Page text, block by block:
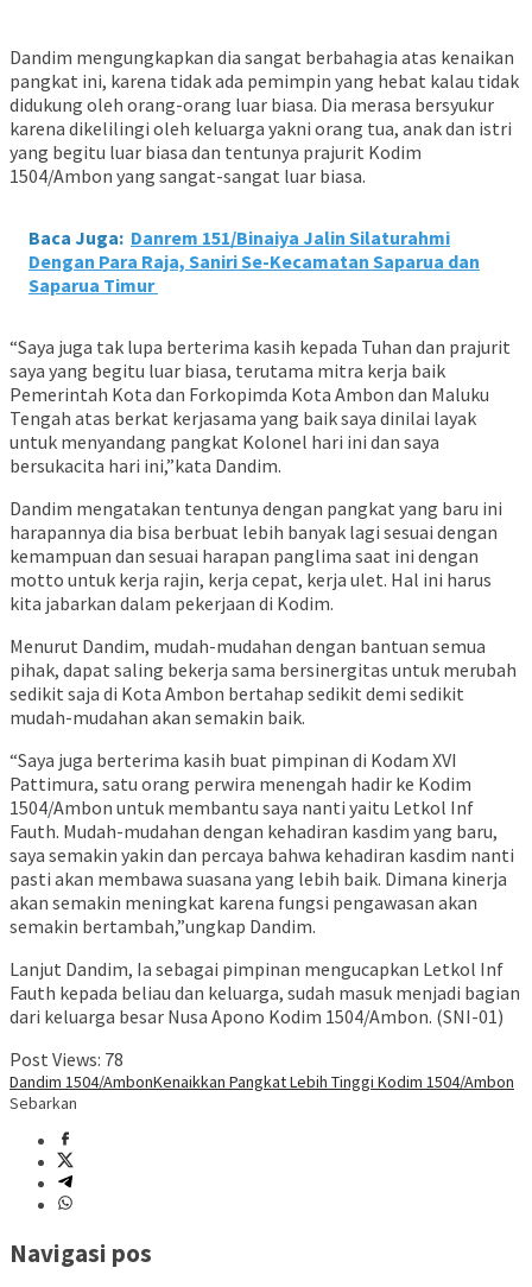
Dandim mengungkapkan dia sangat berbahagia atas kenaikan
pangkat ini, karena tidak ada pemimpin yang hebat kalau tidak
didukung oleh orang-orang luar biasa. Dia merasa bersyukur
karena dikelilingi oleh keluarga yakni orang tua, anak dan istri
yang begitu luar biasa dan tentunya prajurit Kodim
1504/Ambon yang sangat-sangat luar biasa.
Baca Juga: Danrem 151/Binaiya Jalin Silaturahmi
Dengan Para Raja, Saniri Se-Kecamatan Saparua dan
Saparua Timur
“Saya juga tak lupa berterima kasih kepada Tuhan dan prajurit
saya yang begitu luar biasa, terutama mitra kerja baik
Pemerintah Kota dan Forkopimda Kota Ambon dan Maluku
Tengah atas berkat kerjasama yang baik saya dinilai layak
untuk menyandang pangkat Kolonel hari ini dan saya
bersukacita hari ini,”kata Dandim.
Dandim mengatakan tentunya dengan pangkat yang baru ini
harapannya dia bisa berbuat lebih banyak lagi sesuai dengan
kemampuan dan sesuai harapan panglima saat ini dengan
motto untuk kerja rajin, kerja cepat, kerja ulet. Hal ini harus
kita jabarkan dalam pekerjaan di Kodim.
Menurut Dandim, mudah-mudahan dengan bantuan semua
pihak, dapat saling bekerja sama bersinergitas untuk merubah
sedikit saja di Kota Ambon bertahap sedikit demi sedikit
mudah-mudahan akan semakin baik.
“Saya juga berterima kasih buat pimpinan di Kodam XVI
Pattimura, satu orang perwira menengah hadir ke Kodim
1504/Ambon untuk membantu saya nanti yaitu Letkol Inf
Fauth. Mudah-mudahan dengan kehadiran kasdim yang baru,
saya semakin yakin dan percaya bahwa kehadiran kasdim nanti
pasti akan membawa suasana yang lebih baik. Dimana kinerja
akan semakin meningkat karena fungsi pengawasan akan
semakin bertambah,”ungkap Dandim.
Lanjut Dandim, Ia sebagai pimpinan mengucapkan Letkol Inf
Fauth kepada beliau dan keluarga, sudah masuk menjadi bagian
dari keluarga besar Nusa Apono Kodim 1504/Ambon. (SNI-01)
Post Views: 78
Dandim 1504/AmbonKenaikkan Pangkat Lebih Tinggi Kodim 1504/Ambon
Sebarkan
Navigasi pos